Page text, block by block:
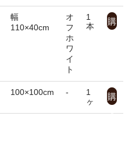
幅
110×40cm
オ
フ
ホ
ワ
イ
ト
1
本
購
100×100cm -
1
ヶ
購
入